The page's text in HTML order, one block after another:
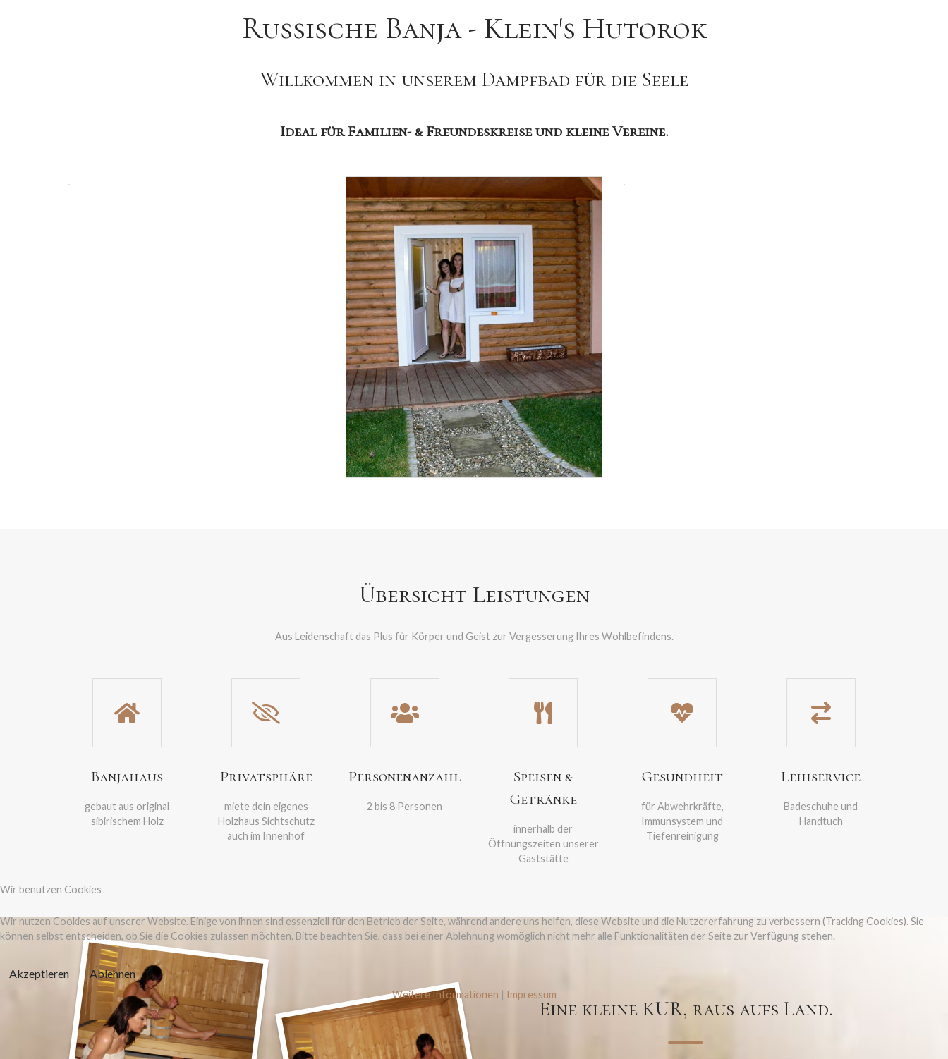
Russische Banja - Klein's Hutorok
Willkommen in unserem Dampfbad für die Seele
Ideal für Familien- & Freundeskreise und kleine Vereine.
Übersicht Leistungen
Aus Leidenschaft das Plus für Körper und Geist zur Vergesserung Ihres Wohlbefindens.
Banjahaus
gebaut aus original
sibirischem Holz
Privatsphäre
miete dein eigenes
Holzhaus Sichtschutz
auch im Innenhof
Personenanzahl
2 bis 8 Personen
Speisen &
Getränke
innerhalb der
Öffnungszeiten unserer
Gaststätte
Gesundheit
für Abwehrkräfte,
Immunsystem und
Tiefenreinigung
Leihservice
Badeschuhe und
Handtuch
Eine kleine KUR, raus aufs Land.
Wir benutzen Cookies
Wir nutzen Cookies auf unserer Website. Einige von ihnen sind essenziell für den Betrieb der Seite, während andere uns helfen, diese Website und die Nutzererfahrung zu verbessern (Tracking Cookies). Sie
können selbst entscheiden, ob Sie die Cookies zulassen möchten. Bitte beachten Sie, dass bei einer Ablehnung womöglich nicht mehr alle Funktionalitäten der Seite zur Verfügung stehen.
Akzeptieren Ablehnen
Weitere Informationen | Impressum